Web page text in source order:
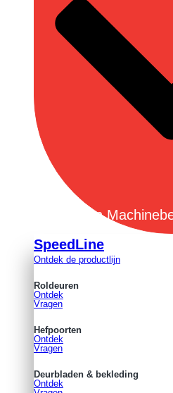
Open
SpeedLine
Ontdek de productlijn
Roldeuren
Ontdek
Vragen
Hefpoorten
Ontdek
Vragen
Deurbladen & bekleding
Ontdek